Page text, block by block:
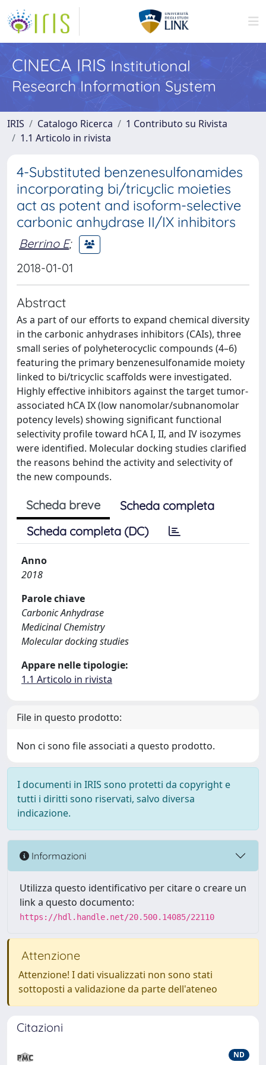
CINECA IRIS Institutional
Research Information System
IRIS Catalogo Ricerca
1 Contributo su Rivista
1.1 Articolo in rivista
4-Substituted benzenesulfonamides
incorporating bi/tricyclic moieties
act as potent and isoform-selective
carbonic anhydrase II/IX inhibitors
Berrino E;
2018-01-01
Abstract
As a part of our efforts to expand chemical diversity
in the carbonic anhydrases inhibitors (CAIs), three
small series of polyheterocyclic compounds (4–6)
featuring the primary benzenesulfonamide moiety
linked to bi/tricyclic scaffolds were investigated.
Highly effective inhibitors against the target tumor-
associated hCA IX (low nanomolar/subnanomolar
potency levels) showing significant functional
selectivity profile toward hCA I, II, and IV isozymes
were identified. Molecular docking studies clarified
the reasons behind the activity and selectivity of
the new compounds.
Scheda breve
Scheda completa
Scheda completa (DC)
Anno
2018
Parole chiave
Carbonic Anhydrase
Medicinal Chemistry
Molecular docking studies
Appare nelle tipologie:
1.1 Articolo in rivista
File in questo prodotto:
Non ci sono file associati a questo prodotto.
I documenti in IRIS sono protetti da copyright e
tutti i diritti sono riservati, salvo diversa
indicazione.
Informazioni
Utilizza questo identificativo per citare o creare un
link a questo documento:
https://hdl.handle.net/20.500.14085/22110
Attenzione
Attenzione! I dati visualizzati non sono stati
sottoposti a validazione da parte dell'ateneo
Citazioni
ND